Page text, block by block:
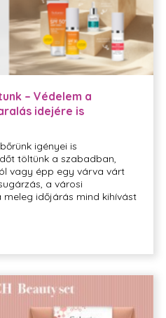
– Védelem a
idejére is
igényei is
töltünk a szabadban,
vagy épp egy várva várt
a városi
meleg időjárás mind kihívást
a hétköznapi rohanós